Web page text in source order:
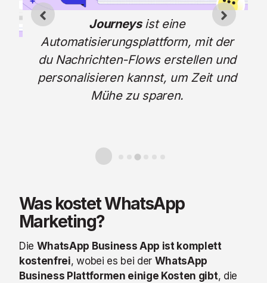
Journeysist eine
Automatisierungsplattform, mit der
du Nachrichten-Flows erstellen und
personalisieren kannst, um Zeit und
Mühe zu sparen.
Was kostet WhatsApp
Marketing?
Die WhatsApp Business App ist komplett
kostenfrei, wobei es bei der WhatsApp
Business Plattformen einige Kosten gibt, die